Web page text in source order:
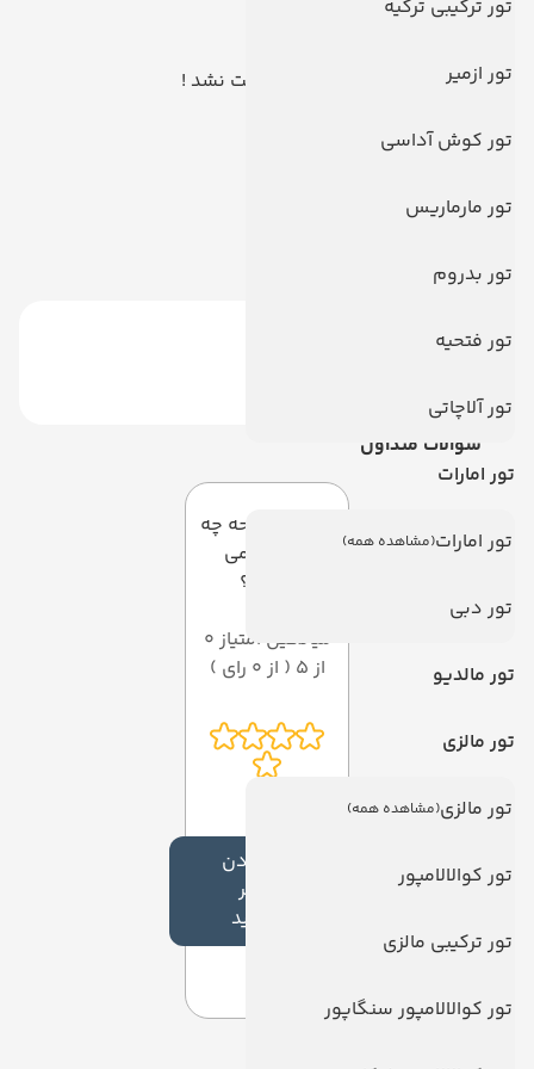
تور ترکیبی ترکیه
تور ازمیر
تور کوش آداسی
تور مارماریس
تور بدروم
تور فتحیه
تور آلاچاتی
تور امارات
تور امارات(مشاهده همه)
تور دبی
تور مالدیو
تور مالزی
تور مالزی(مشاهده همه)
تور کوالالامپور
تور ترکیبی مالزی
تور کوالالامپور سنگاپور
هیچ توری یافت نشد !
سوالات متداول
به این صفحه چه
امتیازی می
دهید؟
میانگین امتیاز 0
از 5 ( از 0 رای )
افزودن
نظر
جدید